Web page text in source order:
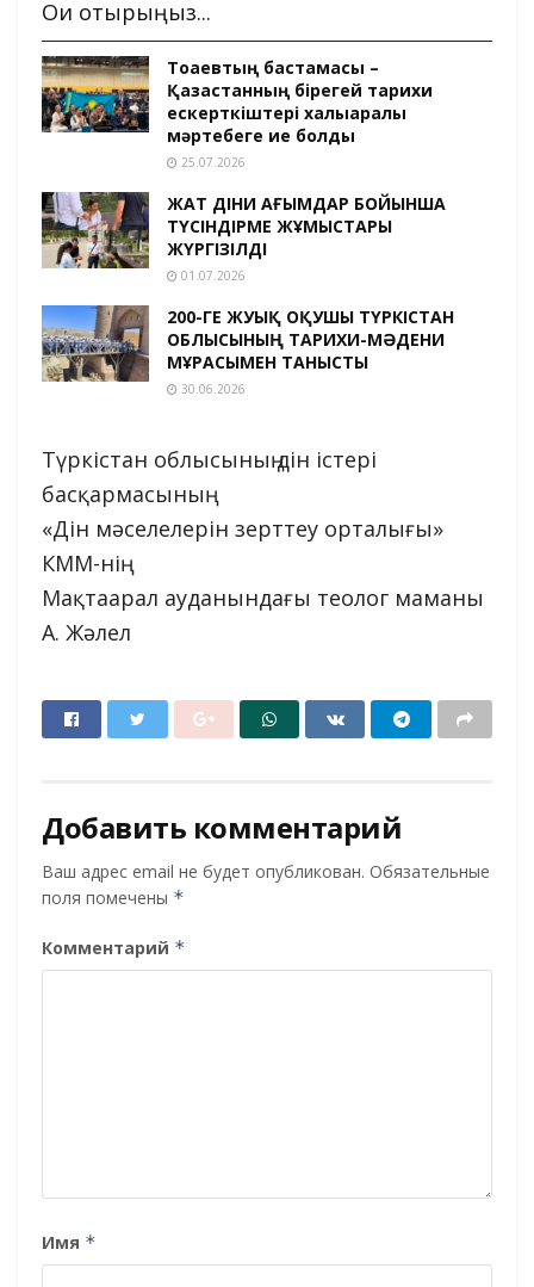
Оқи отырыңыз...
Тоқаевтың бастамасы –
Қазақстанның бірегей тарихи
ескерткіштері халықаралық
мәртебеге ие болды
25.07.2026
ЖАТ ДІНИ АҒЫМДАР БОЙЫНША
ТҮСІНДІРМЕ ЖҰМЫСТАРЫ
ЖҮРГІЗІЛДІ
01.07.2026
200-ГЕ ЖУЫҚ ОҚУШЫ ТҮРКІСТАН
ОБЛЫСЫНЫҢ ТАРИХИ-МӘДЕНИ
МҰРАСЫМЕН ТАНЫСТЫ
30.06.2026
Түркістан облысының дін істері
басқармасының
«Дін мәселелерін зерттеу орталығы»
КММ-нің
Мақтаарал ауданындағы теолог маманы
А. Жәлел
Добавить комментарий
Ваш адрес email не будет опубликован. Обязательные
поля помечены *
Комментарий *
Имя *